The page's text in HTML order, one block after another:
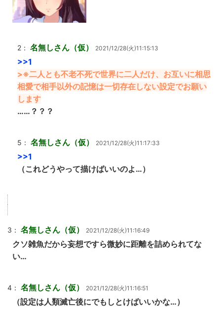
2： 名無しさん（仮） 2021/12/28(火)11:15:13
>>1
>※二人とも不老不死で世界に二人だけ、お互いに相思
相愛で相手以外の記憶は一切存在しない設定でお願い
します
……？？？
5： 名無しさん（仮） 2021/12/28(火)11:17:33
>>1
（これどうやって描けばいいのよ…）
3： 名無しさん（仮） 2021/12/28(火)11:16:49
クソ雑魚だから妄想ですら微妙に距離を詰められてな
い…
4： 名無しさん（仮） 2021/12/28(火)11:16:51
（設定は人類滅亡後にでもしとけばいいかな…）